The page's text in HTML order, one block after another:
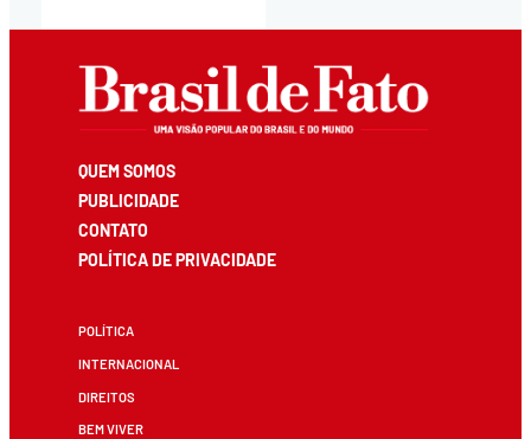
QUEM SOMOS
PUBLICIDADE
CONTATO
POLÍTICA DE PRIVACIDADE
POLÍTICA
INTERNACIONAL
DIREITOS
BEM VIVER